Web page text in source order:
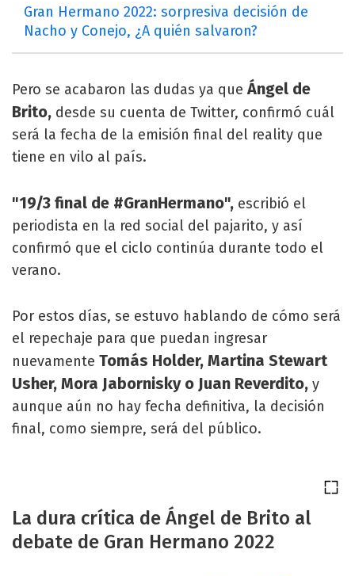
Gran Hermano 2022: sorpresiva decisión de
Nacho y Conejo, ¿A quién salvaron?
Pero se acabaron las dudas ya queÁngel de
Brito, desde su cuenta de Twitter, confirmó cuál
será la fecha de la emisión final del reality que
tiene en vilo al país.
"19/3 final de #GranHermano", escribió el
periodista en la red social del pajarito, y así
confirmó que el ciclo continúa durante todo el
verano.
Por estos días, se estuvo hablando de cómo será
el repechaje para que puedan ingresar
nuevamente Tomás Holder, Martina Stewart
Usher, Mora Jabornisky o Juan Reverdito, y
aunque aún no hay fecha definitiva, la decisión
final, como siempre, será del público.
La dura crítica de Ángel de Brito al
debate de Gran Hermano 2022